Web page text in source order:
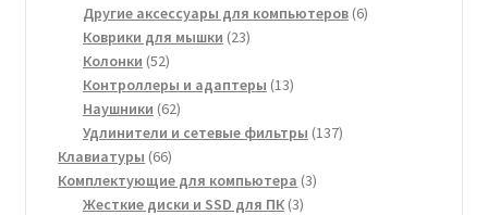
товара
Другие аксессуары для компьютеров 66
Коврики для мышки 2323
Колонки 5252
товара
Контроллеры и адаптеры 1313
Наушники 6262
товара
Удлинители и сетевые фильтры 137137
Клавиатуры 6666
товаров
Комплектующие для компьютера 33
Жесткие диски и SSD для ПК 33